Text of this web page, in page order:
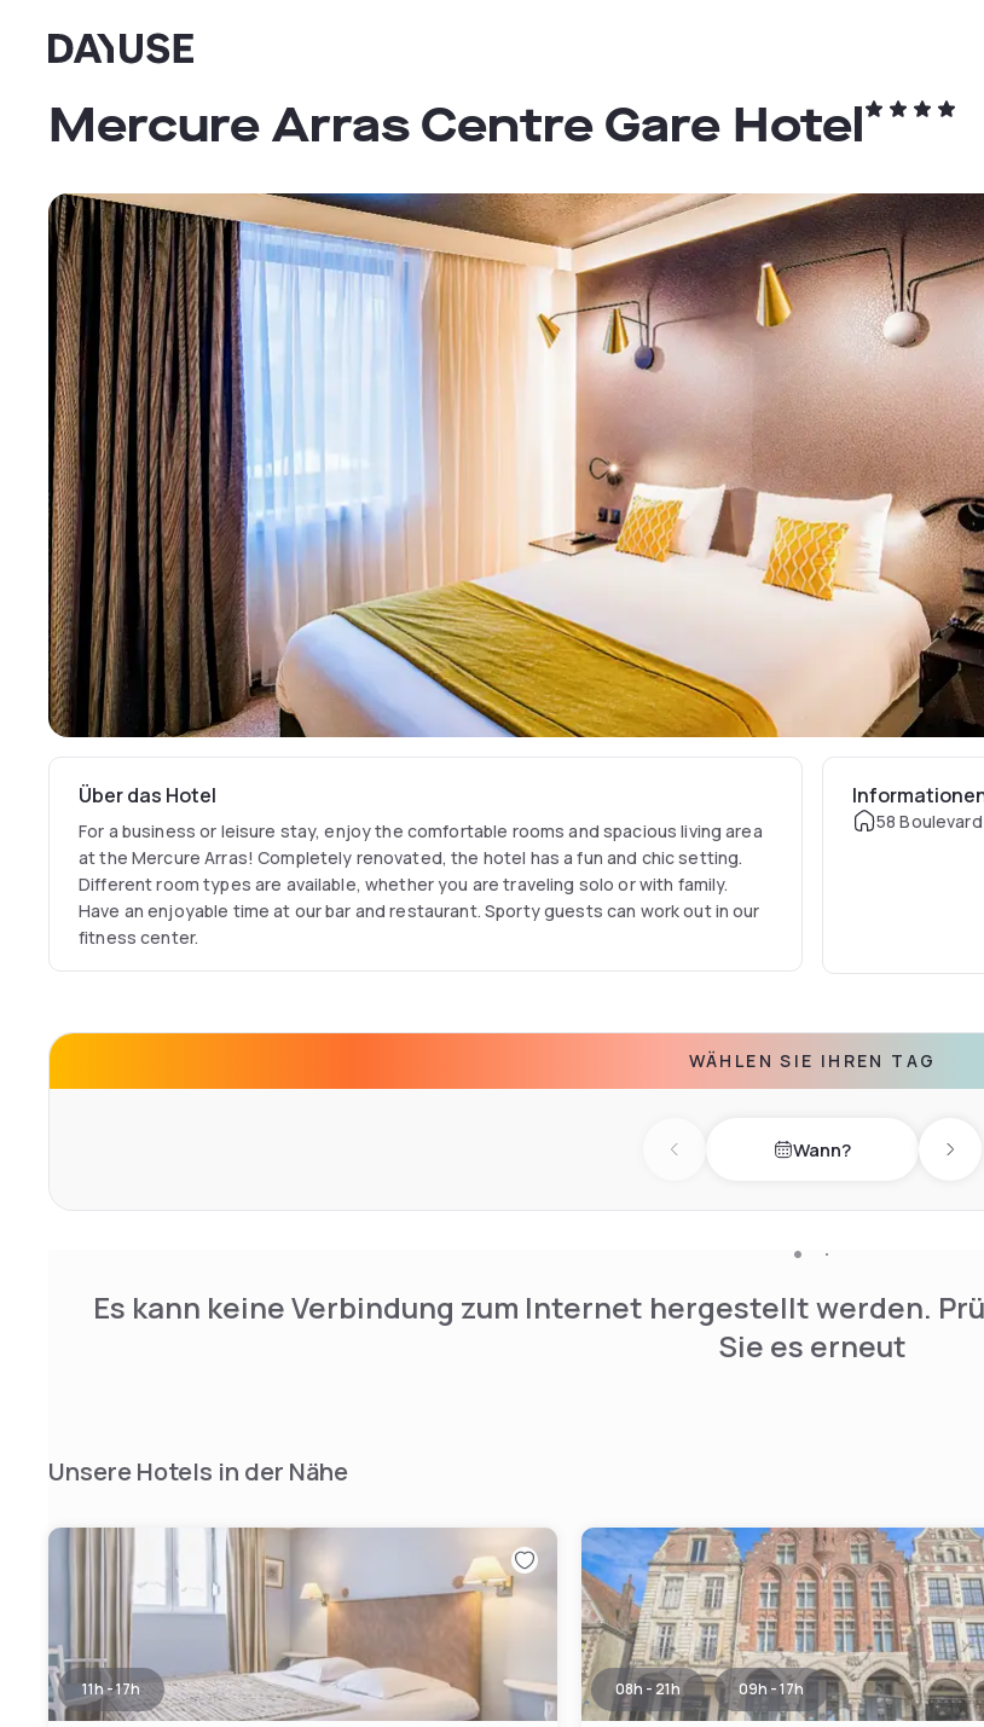
Dayuse
Mercure Arras Centre Gare Hotel
Über das Hotel
For a business or leisure stay, enjoy the comfortable rooms and spacious living area
at the Mercure Arras! Completely renovated, the hotel has a fun and chic setting.
Different room types are available, whether you are traveling solo or with family.
Have an enjoyable time at our bar and restaurant. Sporty guests can work out in our
fitness center.
58
WÄHLEN SIE IHREN TAG
Previous day Wann?
Es kann keine Verbindung zum Internet hergestellt werden.
Sie es erneut
Unsere Hotels in der Nähe
11h - 17h 08h - 21h 09h - 17h